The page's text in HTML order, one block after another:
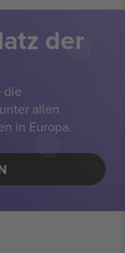
der
die
allen
in Europa.